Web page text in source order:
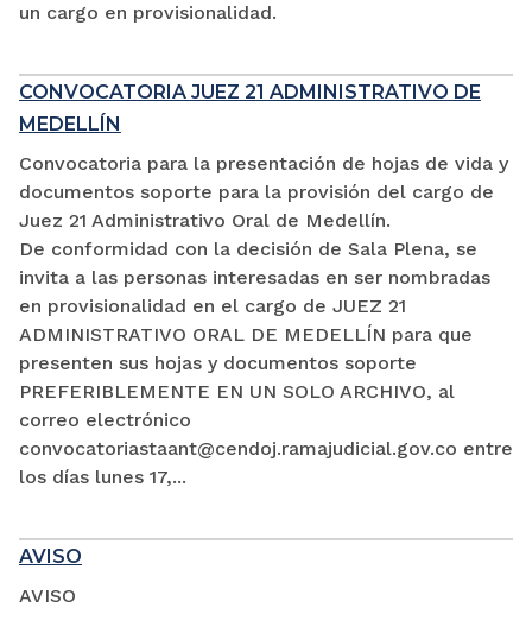
un cargo en provisionalidad.
CONVOCATORIA JUEZ 21 ADMINISTRATIVO DE
MEDELLÍN
Convocatoria para la presentación de hojas de vida y
documentos soporte para la provisión del cargo de
Juez 21 Administrativo Oral de Medellín.
De conformidad con la decisión de Sala Plena, se
invita a las personas interesadas en ser nombradas
en provisionalidad en el cargo de JUEZ 21
ADMINISTRATIVO ORAL DE MEDELLÍN para que
presenten sus hojas y documentos soporte
PREFERIBLEMENTE EN UN SOLO ARCHIVO, al
correo electrónico
convocatoriastaant@cendoj.ramajudicial.gov.co entre
los días lunes 17,...
AVISO
AVISO